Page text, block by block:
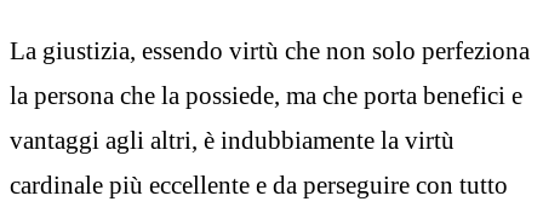
La giustizia, essendo virtù che non solo perfeziona
la persona che la possiede, ma che porta benefici e
vantaggi agli altri, è indubbiamente la virtù
cardinale più eccellente e da perseguire con tutto